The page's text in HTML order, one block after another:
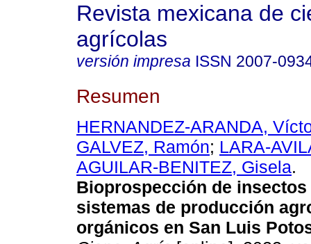
Revista mexicana de
agrícolas
versión impresa ISSN 2007-
Resumen
HERNANDEZ-ARANDA,
GALVEZ, Ramón; LARA-
AGUILAR-BENITEZ, Gisela.
Bioprospección de
sistemas de producción
orgánicos en San Luis